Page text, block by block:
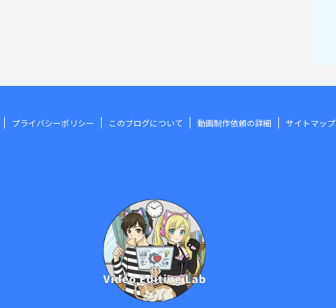
プライバシーポリシー このブログについて 動画制作依頼の詳細 サイトマップ